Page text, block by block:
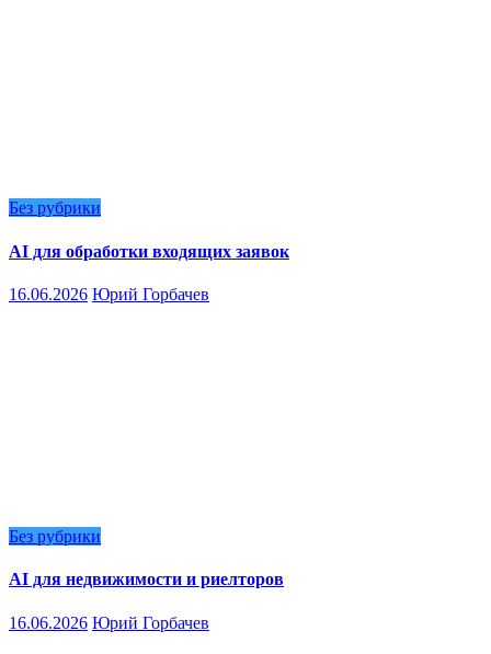
Без рубрики
AI для обработки входящих заявок
16.06.2026 Юрий Горбачев
Без рубрики
AI для недвижимости и риелторов
16.06.2026 Юрий Горбачев